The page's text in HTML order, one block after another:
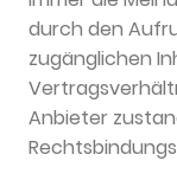
durch den
zugänglichen
Anbieter